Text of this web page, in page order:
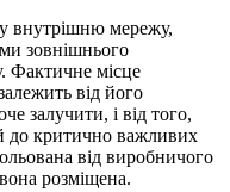
внутрішню мережу,
зовнішнього
Фактичне місце
від його
залучити, і від того,
до критично важливих
від виробничого
розміщена.